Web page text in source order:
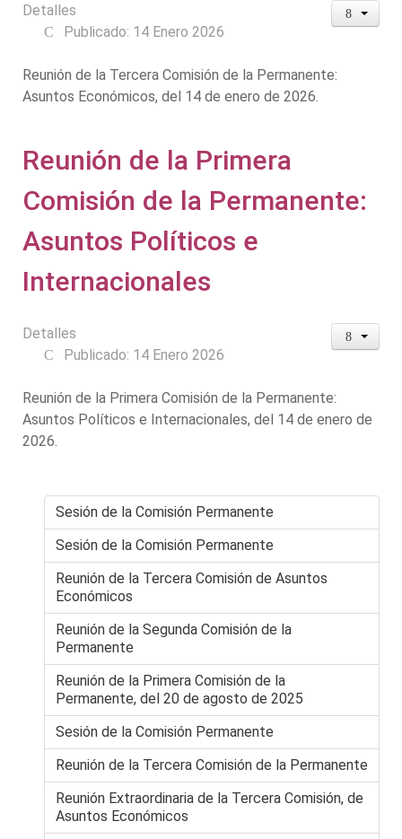
Detalles
Publicado: 14 Enero 2026
Reunión de la Tercera Comisión de la Permanente:
Asuntos Económicos, del 14 de enero de 2026.
Reunión de la Primera
Comisión de la Permanente:
Asuntos Políticos e
Internacionales
Detalles
Publicado: 14 Enero 2026
Reunión de la Primera Comisión de la Permanente:
Asuntos Políticos e Internacionales, del 14 de enero de
2026.
Sesión de la Comisión Permanente
Sesión de la Comisión Permanente
Reunión de la Tercera Comisión de Asuntos
Económicos
Reunión de la Segunda Comisión de la
Permanente
Reunión de la Primera Comisión de la
Permanente, del 20 de agosto de 2025
Sesión de la Comisión Permanente
Reunión de la Tercera Comisión de la Permanente
Reunión Extraordinaria de la Tercera Comisión, de
Asuntos Económicos